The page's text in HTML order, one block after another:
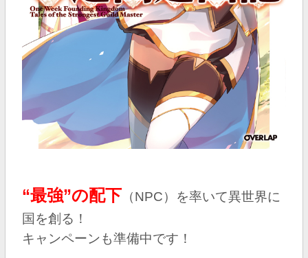
“最強”の配下 （NPC）を率いて異世界に
国を創る！
キャンペーンも準備中です！